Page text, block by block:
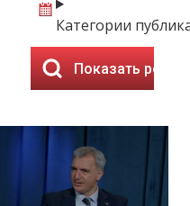
Категории
Показать